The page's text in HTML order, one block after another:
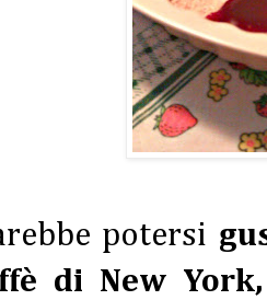
potersi
di New